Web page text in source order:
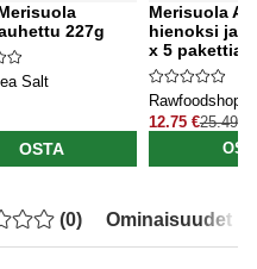
227g
Salt
OSTA
Merisuola
hienoksi
x 5 pakettia
Rawfoodshop
12.75 €25.49 €
(0) Ominaisuudet